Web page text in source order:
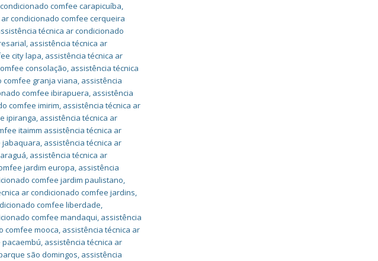
comfee carapicuíba,
condicionado comfee cerqueira
técnica ar condicionado
, assistência técnica ar
city lapa, assistência técnica ar
consolação, assistência técnica
comfee granja viana, assistência
comfee ibirapuera, assistência
comfee imirim, assistência técnica ar
ipiranga, assistência técnica ar
itaimm assistência técnica ar
jabaquara, assistência técnica ar
, assistência técnica ar
jardim europa, assistência
comfee jardim paulistano,
ar condicionado comfee jardins,
comfee liberdade,
comfee mandaqui, assistência
comfee mooca, assistência técnica ar
pacaembú, assistência técnica ar
são domingos, assistência